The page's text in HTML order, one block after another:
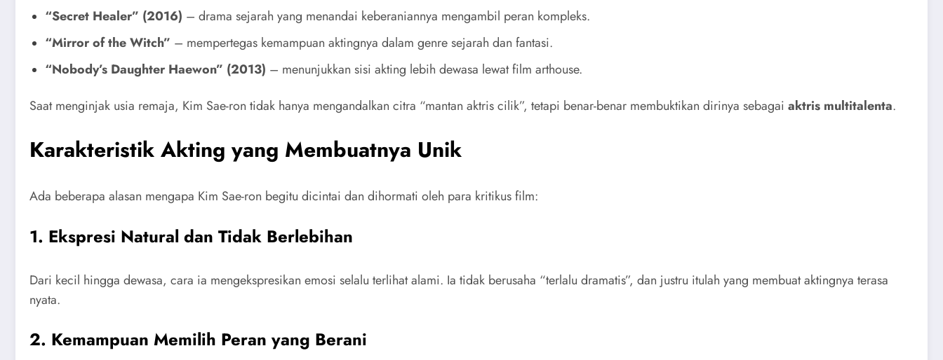
“Secret Healer” (2016) – drama sejarah yang menandai keberaniannya mengambil peran kompleks.
“Mirror of the Witch” – mempertegas kemampuan aktingnya dalam genre sejarah dan fantasi.
“Nobody’s Daughter Haewon” (2013) – menunjukkan sisi akting lebih dewasa lewat film arthouse.
Saat menginjak usia remaja, Kim Sae-ron tidak hanya mengandalkan citra “mantan aktris cilik”, tetapi benar-benar membuktikan dirinya sebagai aktris multitalenta.
Karakteristik Akting yang Membuatnya Unik
Ada beberapa alasan mengapa Kim Sae-ron begitu dicintai dan dihormati oleh para kritikus film:
1. Ekspresi Natural dan Tidak Berlebihan
Dari kecil hingga dewasa, cara ia mengekspresikan emosi selalu terlihat alami. Ia tidak berusaha “terlalu dramatis”, dan justru itulah yang membuat aktingnya terasa
nyata.
2. Kemampuan Memilih Peran yang Berani